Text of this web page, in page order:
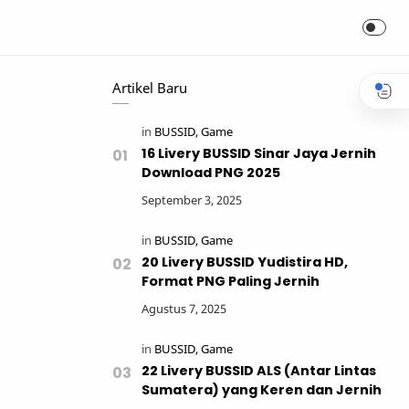
Artikel Baru
16 Livery BUSSID Sinar Jaya Jernih
Download PNG 2025
20 Livery BUSSID Yudistira HD,
Format PNG Paling Jernih
22 Livery BUSSID ALS (Antar Lintas
Sumatera) yang Keren dan Jernih